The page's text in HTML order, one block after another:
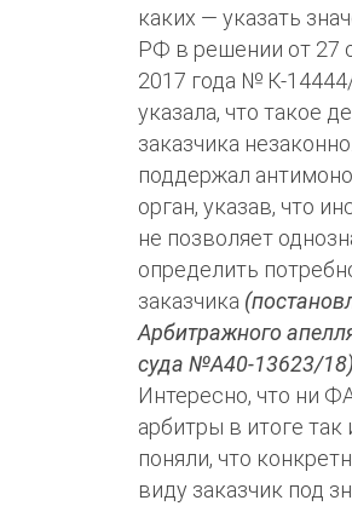
каких — указать
РФ в решении от 27
2017 года № К-
указала, что такое
заказчика
поддержал
орган, указав, что
не позволяет
определить
заказчика
Арбитражного
суда №А40-13623/18)
Интересно, что ни
арбитры в итоге так
поняли, что
виду заказчик под